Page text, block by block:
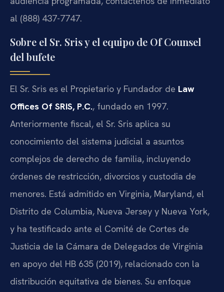
al (888) 437-7747.
Sobre el Sr. Sris y el equipo de Of Counsel
del bufete
El Sr. Sris es el Propietario y Fundador de Law
Offices Of SRIS, P.C., fundado en 1997.
Anteriormente fiscal, el Sr. Sris aplica su
conocimiento del sistema judicial a asuntos
complejos de derecho de familia, incluyendo
órdenes de restricción, divorcios y custodia de
menores. Está admitido en Virginia, Maryland, el
Distrito de Columbia, Nueva Jersey y Nueva York,
y ha testificado ante el Comité de Cortes de
Justicia de la Cámara de Delegados de Virginia
en apoyo del HB 635 (2019), relacionado con la
distribución equitativa de bienes. Su enfoque